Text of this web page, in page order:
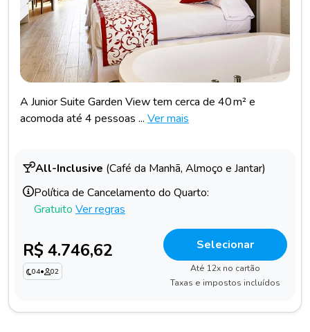
A Junior Suite Garden View tem cerca de 40 m² e
acomoda até 4 pessoas ... Ver mais
All-Inclusive (Café da Manhã, Almoço e Jantar)
Política de Cancelamento do Quarto:
Gratuito Ver regras
R$ 4.746,62
04• 02
Selecionar
Até 12x no cartão
Taxas e impostos incluídos